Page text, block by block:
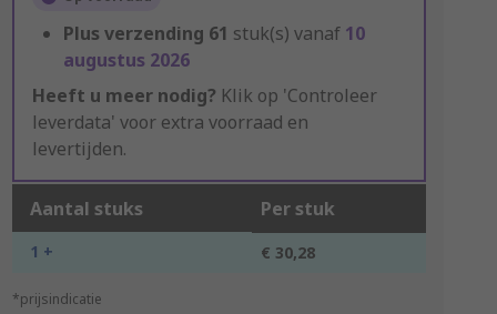
Plus verzending 61 stuk(s) vanaf 10
augustus 2026
Heeft u meer nodig? Klik op 'Controleer
leverdata' voor extra voorraad en
levertijden.
Aantal stuks Per stuk
1 + € 30,28
*prijsindicatie